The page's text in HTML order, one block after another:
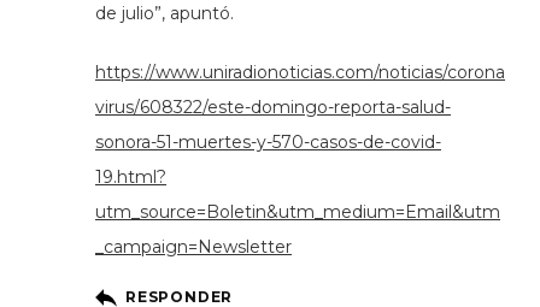
de julio”, apuntó.
https://www.uniradionoticias.com/noticias/corona
virus/608322/este-domingo-reporta-salud-
sonora-51-muertes-y-570-casos-de-covid-
19.html?
utm_source=Boletin&utm_medium=Email&utm
_campaign=Newsletter
RESPONDER